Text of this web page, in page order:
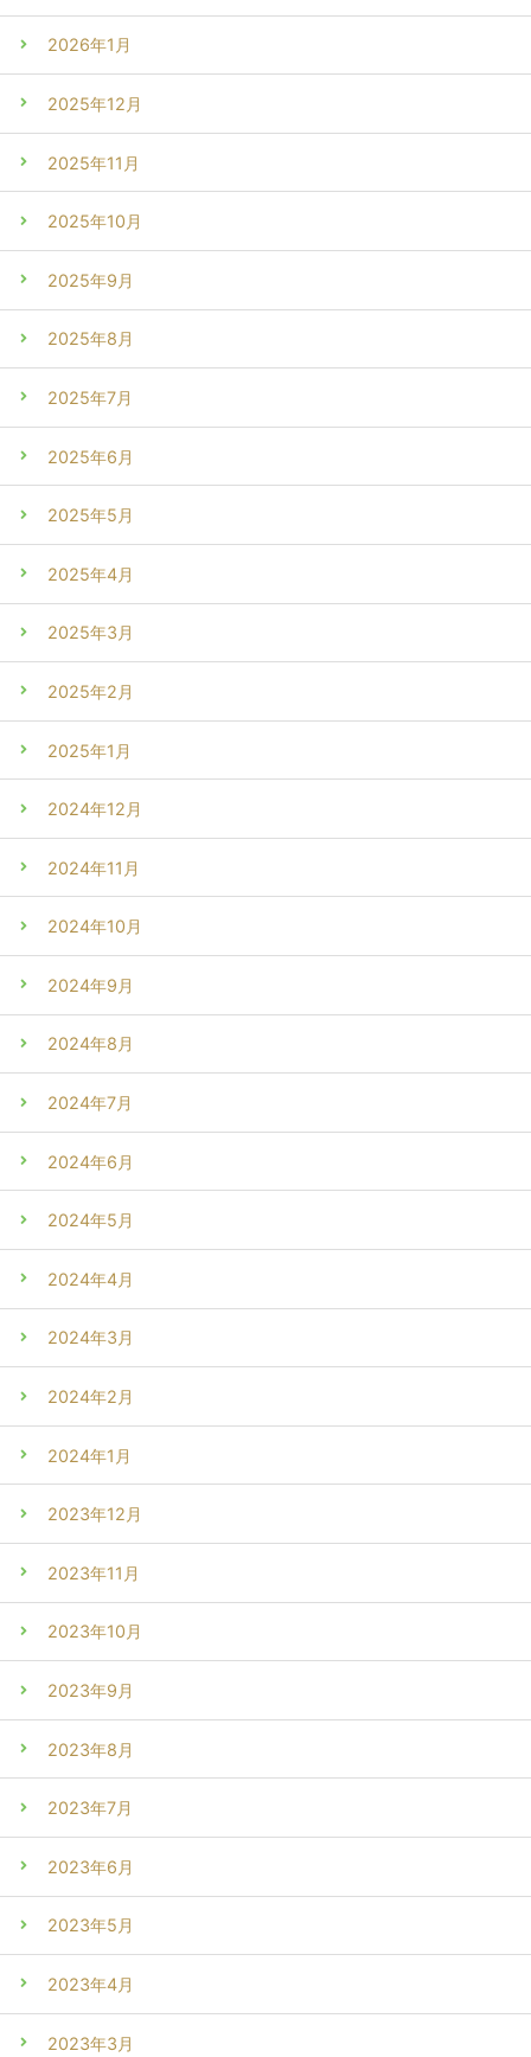
2026年1月
2025年12月
2025年11月
2025年10月
2025年9月
2025年8月
2025年7月
2025年6月
2025年5月
2025年4月
2025年3月
2025年2月
2025年1月
2024年12月
2024年11月
2024年10月
2024年9月
2024年8月
2024年7月
2024年6月
2024年5月
2024年4月
2024年3月
2024年2月
2024年1月
2023年12月
2023年11月
2023年10月
2023年9月
2023年8月
2023年7月
2023年6月
2023年5月
2023年4月
2023年3月